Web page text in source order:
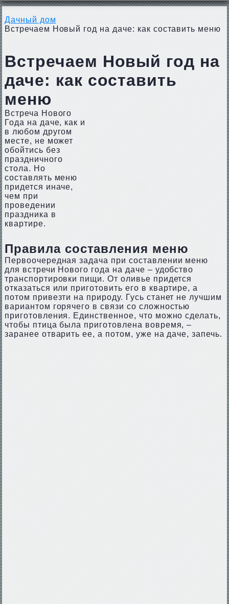
Дачный дом
Встречаем Новый год на даче: как составить меню
Встречаем Новый год на
даче: как составить
меню
Встреча Нового
Года на даче, как и
в любом другом
месте, не может
обойтись без
праздничного
стола. Но
составлять меню
придется иначе,
чем при
проведении
праздника в
квартире.
Правила составления меню
Первоочередная задача при составлении меню
для встречи Нового года на даче – удобство
транспортировки пищи. От оливье придется
отказаться или приготовить его в квартире, а
потом привезти на природу. Гусь станет не лучшим
вариантом горячего в связи со сложностью
приготовления. Единственное, что можно сделать,
чтобы птица была приготовлена вовремя, –
заранее отварить ее, а потом, уже на даче, запечь.